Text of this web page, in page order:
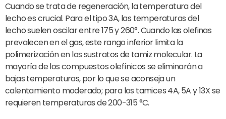
Cuando se trata de regeneración, la temperatura del
lecho es crucial. Para el tipo 3A, las temperaturas del
lecho suelen oscilar entre 175 y 260°. Cuando las olefinas
prevalecen en el gas, este rango inferior limita la
polimerización en los sustratos de tamiz molecular. La
mayoría de los compuestos olefínicos se eliminarán a
bajas temperaturas, por lo que se aconseja un
calentamiento moderado; para los tamices 4A, 5A y 13X se
requieren temperaturas de 200-315 °C.